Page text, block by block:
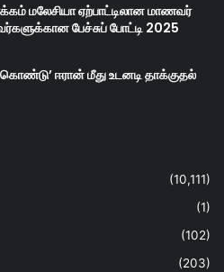
மலேசியா ஏற்பாட்டிலான மாணவர்
பேச்சுப் போட்டி 2025
ஈரான் மீது உடனடி தாக்குதல்
(10,111)
(1)
(102)
(203)